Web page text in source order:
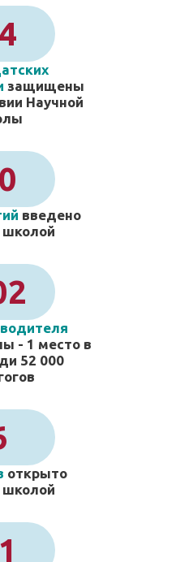
защищены
Научной
введено
школой
- 1 место в
52 000
открыто
школой